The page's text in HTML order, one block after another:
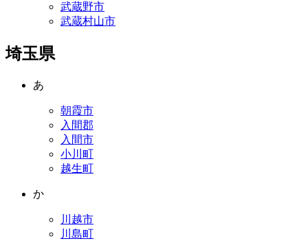
武蔵野市
武蔵村山市
埼玉県
あ
朝霞市
入間郡
入間市
小川町
越生町
か
川越市
川島町